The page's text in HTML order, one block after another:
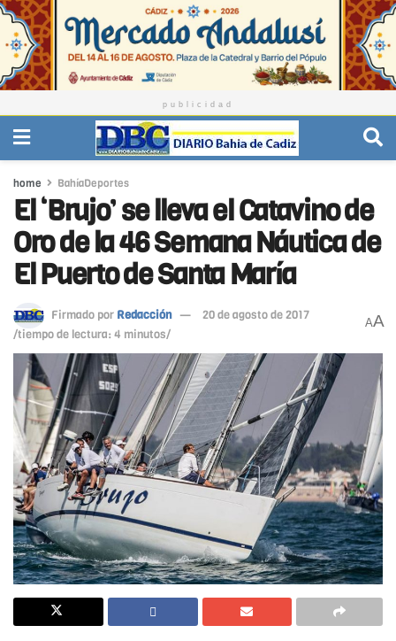
publicidad
home BahíaDeportes
El ‘Brujo’ se lleva el Catavino de
Oro de la 46 Semana Náutica de
El Puerto de Santa María
Firmado por Redacción
20 de agosto de 2017
/tiempo de lectura: 4 minutos/
AA